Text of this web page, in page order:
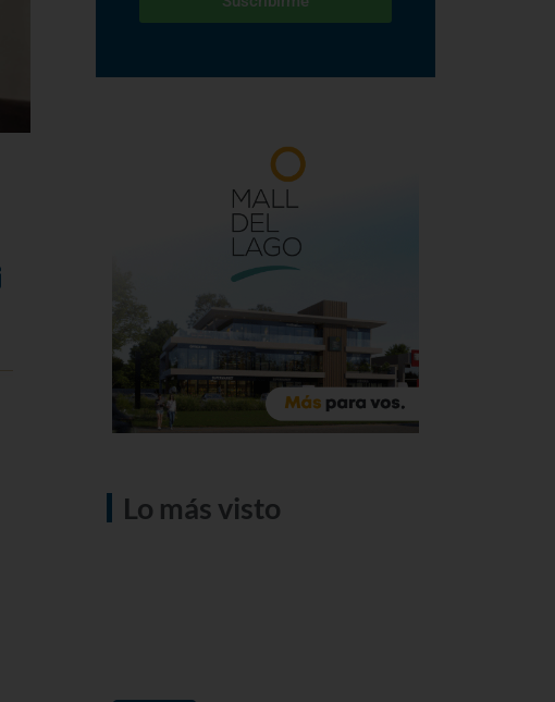
Lo más visto